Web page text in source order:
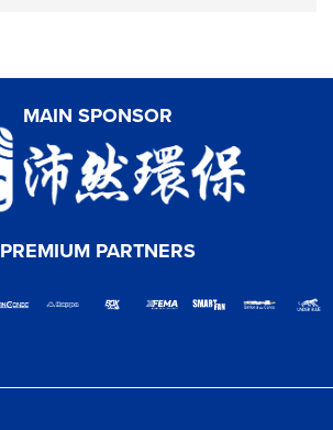
MAIN SPONSOR
PREMIUM PARTNERS